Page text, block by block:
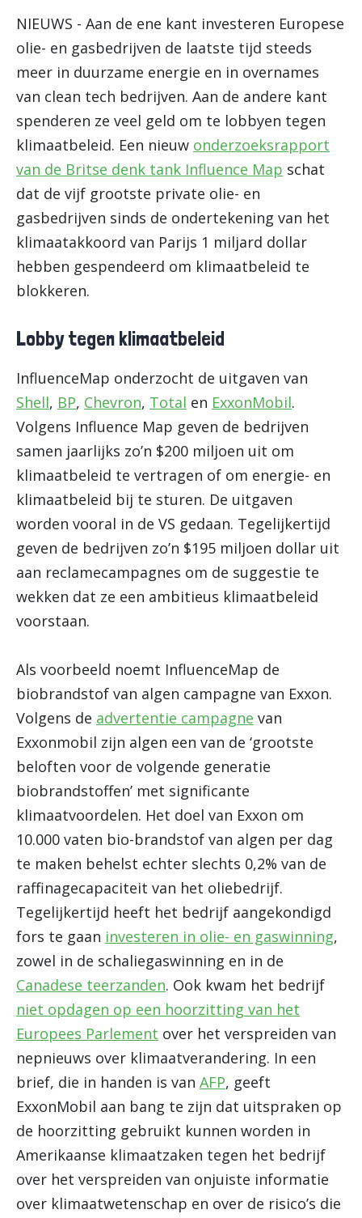
NIEUWS - Aan de ene kant investeren Europese
olie- en gasbedrijven de laatste tijd steeds
meer in duurzame energie en in overnames
van clean tech bedrijven. Aan de andere kant
spenderen ze veel geld om te lobbyen tegen
klimaatbeleid. Een nieuw onderzoeksrapport
van de Britse denk tank Influence Map schat
dat de vijf grootste private olie- en
gasbedrijven sinds de ondertekening van het
klimaatakkoord van Parijs 1 miljard dollar
hebben gespendeerd om klimaatbeleid te
blokkeren.
Lobby tegen klimaatbeleid
InfluenceMap onderzocht de uitgaven van
Shell, BP, Chevron, Total en ExxonMobil.
Volgens Influence Map geven de bedrijven
samen jaarlijks zo’n $200 miljoen uit om
klimaatbeleid te vertragen of om energie- en
klimaatbeleid bij te sturen. De uitgaven
worden vooral in de VS gedaan. Tegelijkertijd
geven de bedrijven zo’n $195 miljoen dollar uit
aan reclamecampagnes om de suggestie te
wekken dat ze een ambitieus klimaatbeleid
voorstaan.
Als voorbeeld noemt InfluenceMap de
biobrandstof van algen campagne van Exxon.
Volgens de advertentie campagne van
Exxonmobil zijn algen een van de ‘grootste
beloften voor de volgende generatie
biobrandstoffen’ met significante
klimaatvoordelen. Het doel van Exxon om
10.000 vaten bio-brandstof van algen per dag
te maken behelst echter slechts 0,2% van de
raffinagecapaciteit van het oliebedrijf.
Tegelijkertijd heeft het bedrijf aangekondigd
fors te gaan investeren in olie- en gaswinning,
zowel in de schaliegaswinning en in de
Canadese teerzanden. Ook kwam het bedrijf
niet opdagen op een hoorzitting van het
Europees Parlement over het verspreiden van
nepnieuws over klimaatverandering. In een
brief, die in handen is van AFP, geeft
ExxonMobil aan bang te zijn dat uitspraken op
de hoorzitting gebruikt kunnen worden in
Amerikaanse klimaatzaken tegen het bedrijf
over het verspreiden van onjuiste informatie
over klimaatwetenschap en over de risico’s die